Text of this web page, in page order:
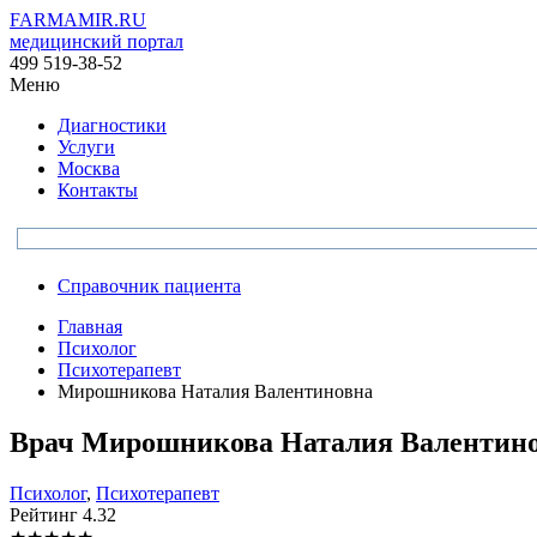
FARMAMIR.RU
медицинский портал
499 519-38-52
Меню
Диагностики
Услуги
Москва
Контакты
Справочник пациента
Главная
Психолог
Психотерапевт
Мирошникова Наталия Валентиновна
Врач Мирошникова Наталия
Психолог, Психотерапевт
Рейтинг 4.32